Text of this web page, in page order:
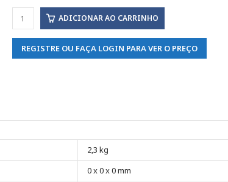
ADICIONAR AO CARRINHO
REGISTRE OU FAÇA LOGIN PARA VER O PREÇO
2,3 kg
0 x 0 x 0 mm